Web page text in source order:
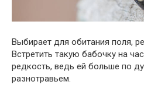
Выбирает для обитания поля,
Встретить такую бабочку на
редкость, ведь ей больше по
разнотравьем.